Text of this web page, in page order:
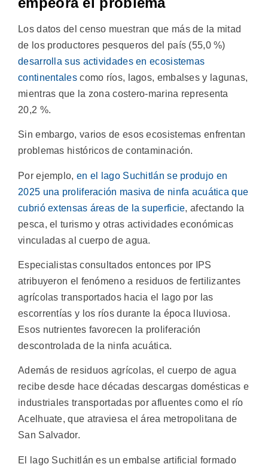
Los datos del censo muestran que más de la mitad
de los productores pesqueros del país (55,0 %)
desarrolla sus actividades en ecosistemas
continentalescomo ríos, lagos, embalses y lagunas,
mientras que la zona costero-marina representa
20,2 %.
Sin embargo, varios de esos ecosistemas enfrentan
problemas históricos de contaminación.
Por ejemplo, en el lago Suchitlán se produjo en
2025 una proliferación masiva de ninfa acuática que
cubrió extensas áreas de la superficie, afectando la
pesca, el turismo y otras actividades económicas
vinculadas al cuerpo de agua.
Especialistas consultados entonces por IPS
atribuyeron el fenómeno a residuos de fertilizantes
agrícolas transportados hacia el lago por las
escorrentías y los ríos durante la época lluviosa.
Esos nutrientes favorecen la proliferación
descontrolada de la ninfa acuática.
Además de residuos agrícolas, el cuerpo de agua
recibe desde hace décadas descargas domésticas e
industriales transportadas por afluentes como el río
Acelhuate, que atraviesa el área metropolitana de
San Salvador.
El lago Suchitlán es un embalse artificial formado